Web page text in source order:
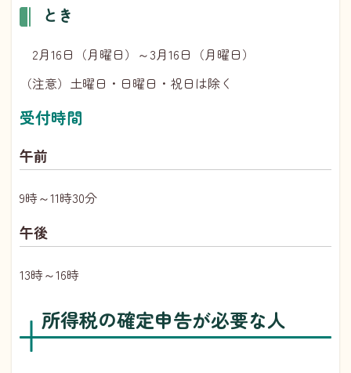
とき
2月16日（月曜日）～3月16日（月曜日）
（注意）土曜日・日曜日・祝日は除く
受付時間
午前
9時～11時30分
午後
13時～16時
所得税の確定申告が必要な人